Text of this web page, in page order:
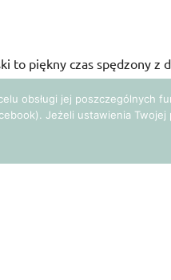
to piękny czas spędzony z
że po pewnym czasie
dzień wygląda tak samo.
obsługi jej poszczególnych
Jeżeli ustawienia